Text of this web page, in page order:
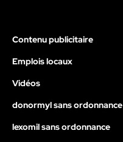
Contenu publicitaire
Emplois locaux
Vidéos
donormyl sans ordonnance
lexomil sans ordonnance